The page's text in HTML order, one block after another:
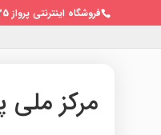
فروشگاه اینترنتی پرواز 09128501125 / 02122691010
مرکز